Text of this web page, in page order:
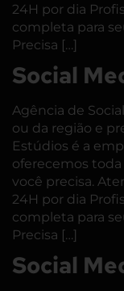
24H por dia
completa para
Precisa […]
Social
Agência de
ou da região e
Estúdios é a
oferecemos
você precisa.
24H por dia
completa para
Precisa […]
Social